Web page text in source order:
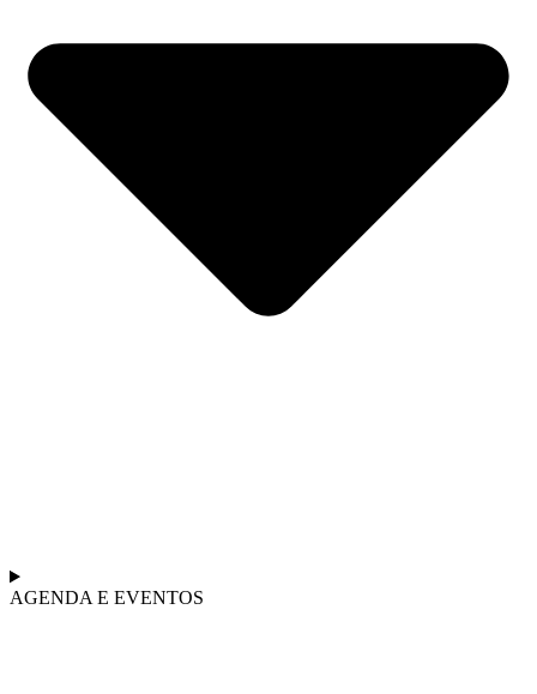
AGENDA E EVENTOS